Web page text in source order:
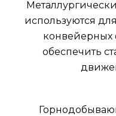
используются
конвейерных
обеспечить